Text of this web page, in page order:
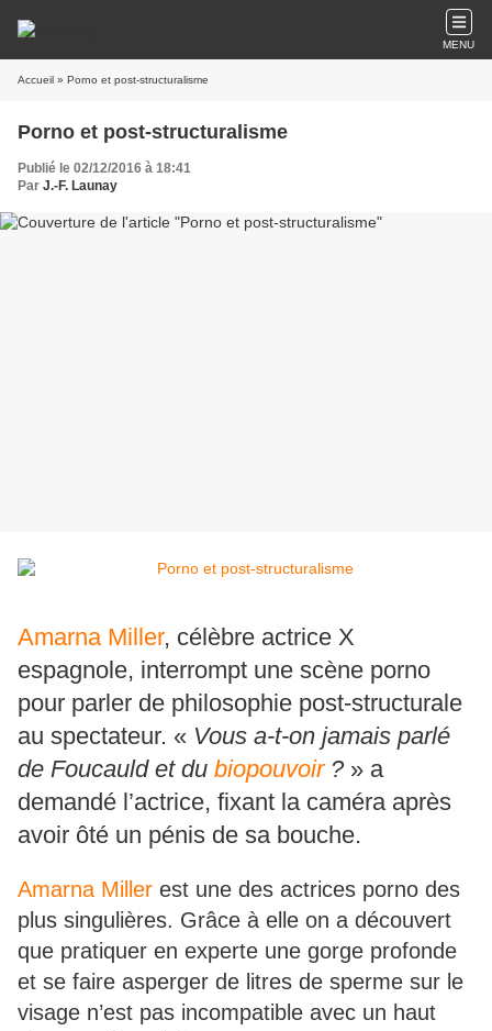
MENU
Accueil » Porno et post-structuralisme
Porno et post-structuralisme
Publié le 02/12/2016 à 18:41
Par J.-F. Launay
Amarna Miller, célèbre actrice X
espagnole, interrompt une scène porno
pour parler de philosophie post-structurale
au spectateur. « Vous a-t-on jamais parlé
de Foucauld et du biopouvoir?» a
demandé l’actrice, fixant la caméra après
avoir ôté un pénis de sa bouche.
Amarna Miller est une des actrices porno des
plus singulières. Grâce à elle on a découvert
que pratiquer en experte une gorge profonde
et se faire asperger de litres de sperme sur le
visage n’est pas incompatible avec un haut